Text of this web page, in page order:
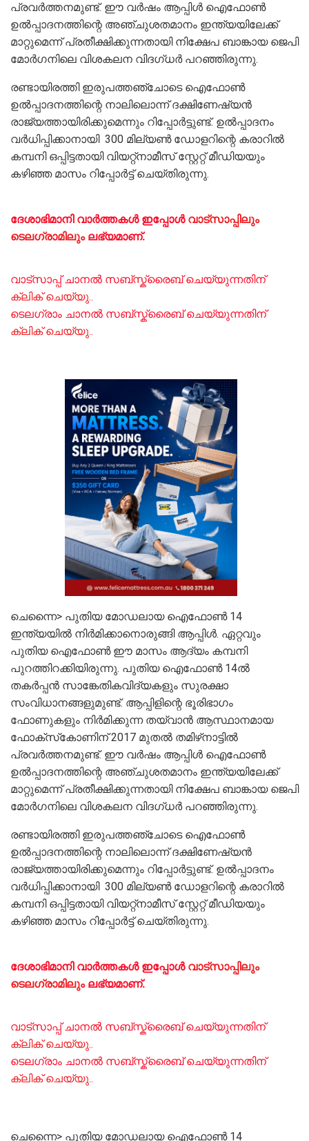
പ്രവർത്തനമുണ്ട്. ഈ വർഷം ആപ്പിൾ ഐഫോൺ
ഉൽപ്പാദനത്തിന്റെ അഞ്ചുശതമാനം ഇന്ത്യയിലേക്ക്
മാറ്റുമെന്ന് പ്രതീക്ഷിക്കുന്നതായി നിക്ഷേപ ബാങ്കായ ജെപി
മോർഗനിലെ വിശകലന വിദഗ്ധ‌ർ പറഞ്ഞിരുന്നു.
രണ്ടായിരത്തി ഇരുപത്തഞ്ചോടെ ഐഫോൺ
ഉൽപ്പാദനത്തിന്റെ നാലിലൊന്ന് ദക്ഷിണേഷ്യൻ
രാജ്യത്തായിരിക്കുമെന്നും റിപ്പോർട്ടുണ്ട്‌. ഉൽപ്പാദനം
വർധിപ്പിക്കാനായി 300 മില്യൺ ഡോളറിന്റെ കരാറിൽ
കമ്പനി ഒപ്പിട്ടതായി വിയറ്റ്നാമീസ് സ്റ്റേറ്റ് മീഡിയയും
കഴിഞ്ഞ മാസം റിപ്പോർട്ട് ചെയ്‌തിരുന്നു.
ദേശാഭിമാനി വാർത്തകൾ ഇപ്പോള്‍ വാട്സാപ്പിലും
ടെലഗ്രാമിലും ലഭ്യമാണ്‌.
വാട്സാപ്പ് ചാനൽ സബ്സ്ക്രൈബ് ചെയ്യുന്നതിന്
ക്ലിക് ചെയ്യു..
ടെലഗ്രാം ചാനൽ സബ്സ്ക്രൈബ് ചെയ്യുന്നതിന്
ക്ലിക് ചെയ്യു..
ചെന്നൈ> പുതിയ മോഡലായ ഐഫോൺ 14
ഇന്ത്യയിൽ നിർമിക്കാനൊരുങ്ങി ആപ്പിൾ. ഏറ്റവും
പുതിയ ഐഫോൺ ഈ മാസം ആദ്യം കമ്പനി
പുറത്തിറക്കിയിരുന്നു. പുതിയ ഐഫോൺ 14ൽ
തകർപ്പൻ സാങ്കേതികവിദ്യകളും സുരക്ഷാ
സംവിധാനങ്ങളുമുണ്ട്‌. ആപ്പിളിന്റെ ഭൂരിഭാഗം
ഫോണുകളും നിർമിക്കുന്ന തയ്‌വാൻ ആസ്ഥാനമായ
ഫോക്‌സ്‌കോണിന് 2017 മുതൽ തമിഴ്‌നാട്ടിൽ
പ്രവർത്തനമുണ്ട്. ഈ വർഷം ആപ്പിൾ ഐഫോൺ
ഉൽപ്പാദനത്തിന്റെ അഞ്ചുശതമാനം ഇന്ത്യയിലേക്ക്
മാറ്റുമെന്ന് പ്രതീക്ഷിക്കുന്നതായി നിക്ഷേപ ബാങ്കായ ജെപി
മോർഗനിലെ വിശകലന വിദഗ്ധ‌ർ പറഞ്ഞിരുന്നു.
രണ്ടായിരത്തി ഇരുപത്തഞ്ചോടെ ഐഫോൺ
ഉൽപ്പാദനത്തിന്റെ നാലിലൊന്ന് ദക്ഷിണേഷ്യൻ
രാജ്യത്തായിരിക്കുമെന്നും റിപ്പോർട്ടുണ്ട്‌. ഉൽപ്പാദനം
വർധിപ്പിക്കാനായി 300 മില്യൺ ഡോളറിന്റെ കരാറിൽ
കമ്പനി ഒപ്പിട്ടതായി വിയറ്റ്നാമീസ് സ്റ്റേറ്റ് മീഡിയയും
കഴിഞ്ഞ മാസം റിപ്പോർട്ട് ചെയ്‌തിരുന്നു.
ദേശാഭിമാനി വാർത്തകൾ ഇപ്പോള്‍ വാട്സാപ്പിലും
ടെലഗ്രാമിലും ലഭ്യമാണ്‌.
വാട്സാപ്പ് ചാനൽ സബ്സ്ക്രൈബ് ചെയ്യുന്നതിന്
ക്ലിക് ചെയ്യു..
ടെലഗ്രാം ചാനൽ സബ്സ്ക്രൈബ് ചെയ്യുന്നതിന്
ക്ലിക് ചെയ്യു..
ചെന്നൈ> പുതിയ മോഡലായ ഐഫോൺ 14